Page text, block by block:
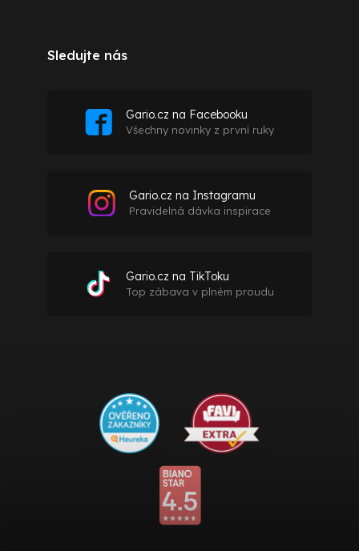
Sledujte nás
Gario.cz na Facebooku
Všechny novinky z první ruky
Gario.cz na Instagramu
Pravidelná dávka inspirace
Gario.cz na TikToku
Top zábava v plném proudu